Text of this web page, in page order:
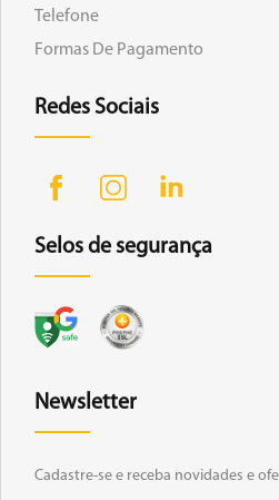
Telefone
Formas De Pagamento
Redes Sociais
Selos de segurança
Newsletter
Cadastre-se e receba novidades e